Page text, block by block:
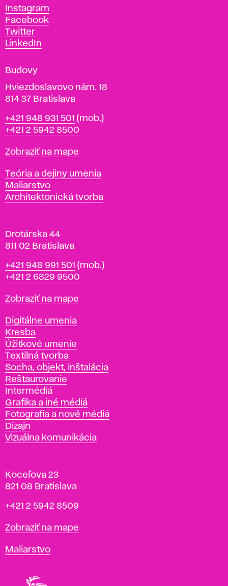
c
h
u
m
e
í
v
r
a
i
l
a
v
Instagram
Facebook
Twitter
LinkedIn
Budovy
Hviezdoslavovo nám. 18
814 37 Bratislava
Telefón
+421 948 931 501 (mob.)
+421 2 5942 8500
Mapa
Zobraziť na mape
Katedry
Teória a dejiny umenia
Maliarstvo
Architektonická tvorba
Drotárska 44
811 02 Bratislava
Telefón
+421 948 991 501 (mob.)
+421 2 6829 9500
Mapa
Zobraziť na mape
Katedry
Digitálne umenia
Kresba
Úžitkové umenie
Textilná tvorba
Socha, objekt, inštalácia
Reštaurovanie
Intermédiá
Grafika a iné médiá
Fotografia a nové médiá
Dizajn
Vizuálna komunikácia
Koceľova 23
821 08 Bratislava
Telefón
+421 2 5942 8509
Mapa
Zobraziť na mape
Katedry
Maliarstvo